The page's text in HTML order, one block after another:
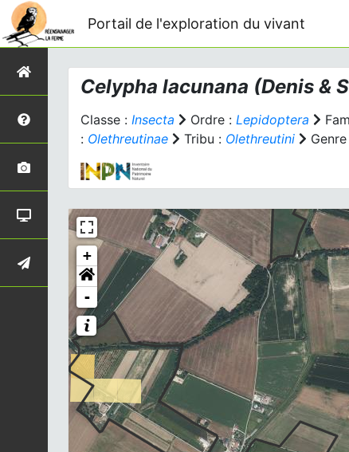
Portail de l'exploration du vivant
Celypha lacunana (Denis &
Classe : Insecta Ordre : Lepidoptera
: Olethreutinae Tribu : Olethreutini
+
-